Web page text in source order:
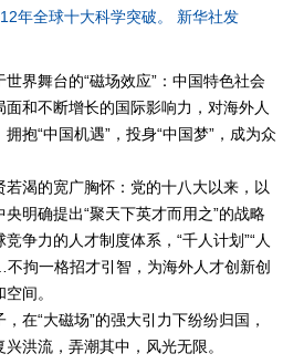
年全球十大科学突破。 新华社发
界舞台的“磁场效应”：中国特色社会
和不断增长的国际影响力，对海外人
抱“中国机遇”，投身“中国梦”，成为众
渴的宽广胸怀：党的十八大以来，以
明确提出“聚天下英才而用之”的战略
争力的人才制度体系，“千人计划”“人
拘一格招才引智，为海外人才创新创
间。
在“大磁场”的强大引力下纷纷归国，
洪流，弄潮其中，风光无限。